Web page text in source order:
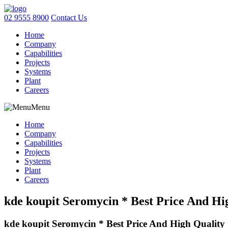
02 9555 8900 Contact Us
Home
Company
Capabilities
Projects
Systems
Plant
Careers
Menu
Home
Company
Capabilities
Projects
Systems
Plant
Careers
kde koupit Seromycin * Best Price And
kde koupit Seromycin * Best Price And High Quality